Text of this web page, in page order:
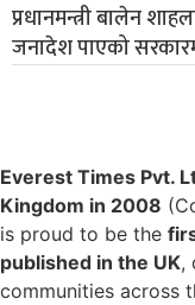
प्रधानमन्त्री बालेन
जनादेश पाएको
Everest Times Pvt.
Kingdom in 2008
is proud to be the
published in the UK,
communities across